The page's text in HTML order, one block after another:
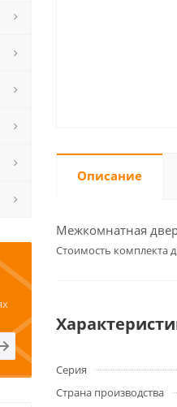
Описание
Межкомнатная
Cтоимость комплекта
Серия
Страна производства